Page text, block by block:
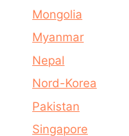
Mongolia
Myanmar
Nepal
Nord-Korea
Pakistan
Singapore